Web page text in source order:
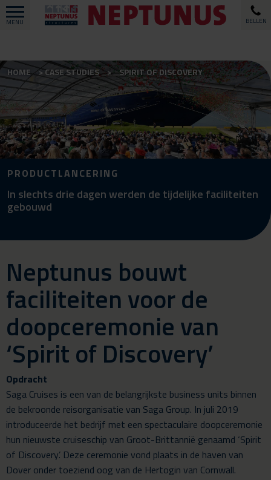
MENU BELLEN
HOME CASE STUDIES SPIRIT OF DISCOVERY
PRODUCTLANCERING
In slechts drie dagen werden de tijdelijke faciliteiten
gebouwd
Neptunus bouwt
faciliteiten voor de
doopceremonie van
‘Spirit of Discovery’
Opdracht
Saga Cruises is een van de belangrijkste business units binnen
de bekroonde reisorganisatie van Saga Group. In juli 2019
introduceerde het bedrijf met een spectaculaire doopceremonie
hun nieuwste cruiseschip van Groot-Brittannië genaamd ‘Spirit
of Discovery’. Deze ceremonie vond plaats in de haven van
Dover onder toeziend oog van de Hertogin van Cornwall.